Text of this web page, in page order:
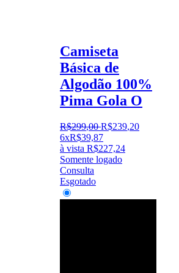
Camiseta
Básica de
Algodão 100%
Pima Gola O
R$299,00 R$239,20
6xR$39,87
à vista R$227,24
Somente logado
Consulta
Esgotado